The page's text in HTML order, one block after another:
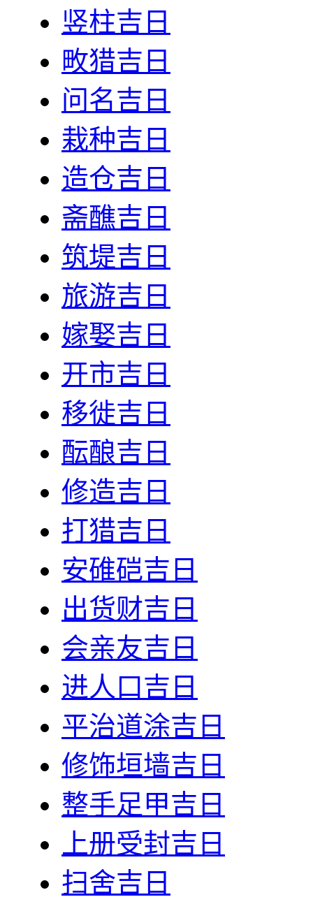
竖柱吉日
畋猎吉日
问名吉日
栽种吉日
造仓吉日
斋醮吉日
筑堤吉日
旅游吉日
嫁娶吉日
开市吉日
移徙吉日
酝酿吉日
修造吉日
打猎吉日
安碓硙吉日
出货财吉日
会亲友吉日
进人口吉日
平治道涂吉日
修饰垣墙吉日
整手足甲吉日
上册受封吉日
扫舍吉日